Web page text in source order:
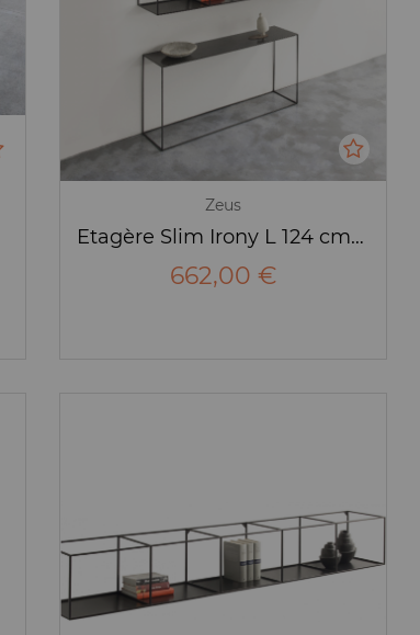
Zeus
Etagère Slim Irony L 124 cm - Zeus
662,00 €